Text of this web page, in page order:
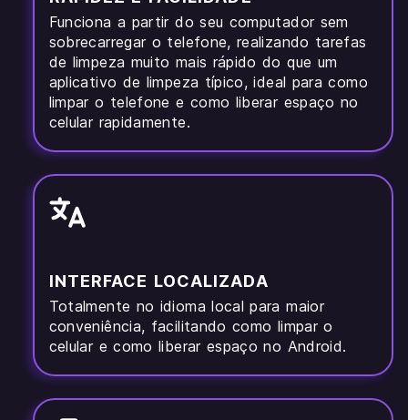
Funciona a partir do seu computador sem
sobrecarregar o telefone, realizando tarefas
de limpeza muito mais rápido do que um
aplicativo de limpeza típico, ideal para como
limpar o telefone e como liberar espaço no
celular rapidamente.
INTERFACE LOCALIZADA
Totalmente no idioma local para maior
conveniência, facilitando como limpar o
celular e como liberar espaço no Android.